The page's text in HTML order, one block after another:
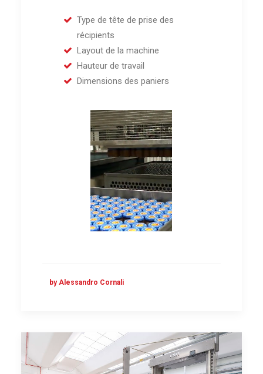
Type de tête de prise des
récipients
Layout de la machine
Hauteur de travail
Dimensions des paniers
by Alessandro Cornali